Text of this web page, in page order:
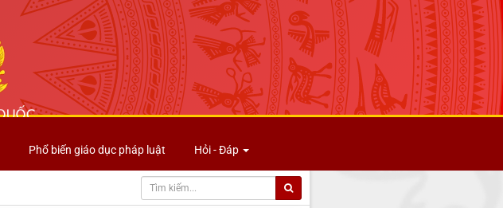
Phổ biến giáo dục pháp luật Hỏi - Đáp